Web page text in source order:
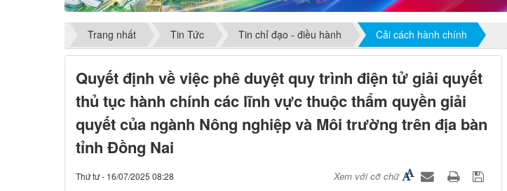
Trang nhất Tin Tức Tin chỉ đạo - điều hành Cải cách hành chính
Quyết định về việc phê duyệt quy trình điện tử giải quyết
thủ tục hành chính các lĩnh vực thuộc thẩm quyền giải
quyết của ngành Nông nghiệp và Môi trường trên địa bàn
tỉnh Đồng Nai
Thứ tư - 16/07/2025 08:28 Xem với cỡ chữ